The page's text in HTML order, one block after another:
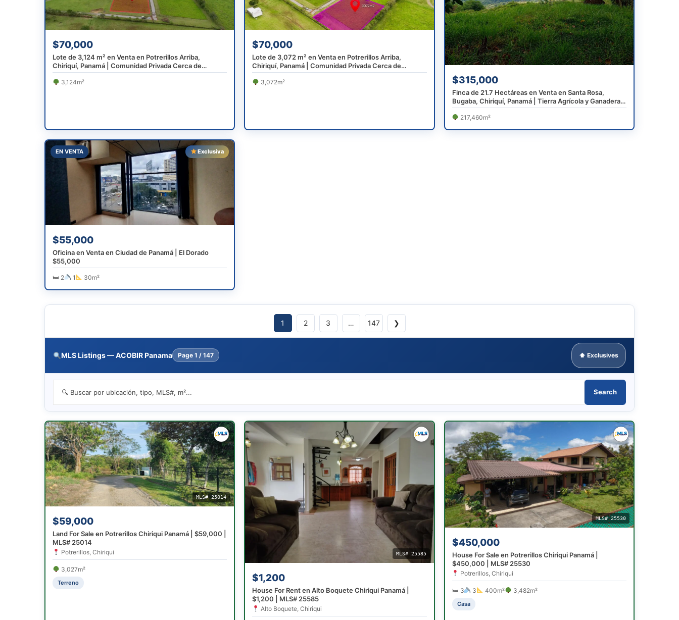
$70,000
Lote de 3,124 m² en Venta en Potrerillos Arriba,
Chiriquí, Panamá | Comunidad Privada Cerca de
Boquete
3,124m²
$70,000
Lote de 3,072 m² en Venta en Potrerillos Arriba,
Chiriquí, Panamá | Comunidad Privada Cerca de
Boquete
3,072m² $315,000
Finca de 21.7 Hectáreas en Venta en Santa Rosa,
Bugaba, Chiriquí, Panamá | Tierra Agrícola y Ganadera
de Alta Producción
217,460m²
EN VENTA Exclusiva
$55,000
Oficina en Venta en Ciudad de Panamá | El Dorado
$55,000
🛏 2 1 30m²
1 2 3 … 147 ❯
MLS Listings — ACOBIR Panama Page1 / 147 ⬆ Exclusives
Search
MLS# 25014
$59,000
Land For Sale en Potrerillos Chiriqui Panamá | $59,000 |
MLS# 25014
Potrerillos, Chiriqui
3,027m²
Terreno
MLS# 25585
$1,200
House For Rent en Alto Boquete Chiriqui Panamá |
$1,200 | MLS# 25585
Alto Boquete, Chiriqui
MLS# 25530
$450,000
House For Sale en Potrerillos Chiriqui Panamá |
$450,000 | MLS# 25530
Potrerillos, Chiriqui
🛏 3 3 400m² 3,482m²
Casa